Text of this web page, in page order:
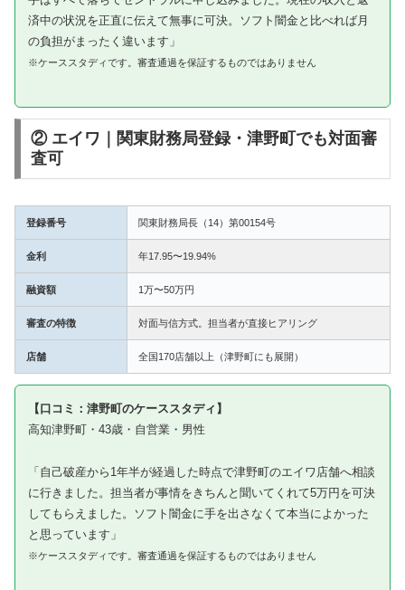
済中の状況を正直に伝えて無事に可決。ソフト闇金と比べれば月
の負担がまったく違います」
※ケーススタディです。審査通過を保証するものではありません
② エイワ｜関東財務局登録・津野町でも対面審
査可
登録番号 関東財務局長（14）第00154号
金利 年17.95〜19.94%
融資額 1万〜50万円
審査の特徴 対面与信方式。担当者が直接ヒアリング
店舗 全国170店舗以上（津野町にも展開）
【口コミ：津野町のケーススタディ】
高知津野町・43歳・自営業・男性
「自己破産から1年半が経過した時点で津野町のエイワ店舗へ相談
に行きました。担当者が事情をきちんと聞いてくれて5万円を可決
してもらえました。ソフト闇金に手を出さなくて本当によかった
と思っています」
※ケーススタディです。審査通過を保証するものではありません